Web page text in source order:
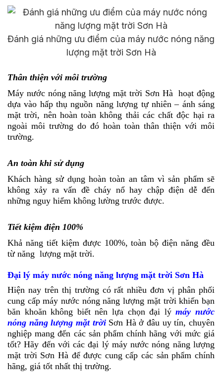
Đánh giá những ưu điểm của máy nước nóng năng
lượng mặt trời Sơn Hà
Thân thiện với môi trường
Máy nước nóng năng lượng mặt trời Sơn Hà hoạt động
dựa vào hấp thụ nguồn năng lượng tự nhiên – ánh sáng
mặt trời, nên hoàn toàn không thải các chất độc hại ra
ngoài môi trường do đó hoàn toàn thân thiện với môi
trường.
An toàn khi sử dụng
Khách hàng sử dụng hoàn toàn an tâm vì sản phẩm sẽ
không xảy ra vấn đề cháy nổ hay chập điện dễ đến
những nguy hiểm không lường trước được.
Tiết kiệm điện 100%
Khả năng tiết kiệm được 100%, toàn bộ điện năng đều
từ năng lượng mặt trời.
Đại lý máy nước nóng năng lượng mặt trời Sơn Hà
Hiện nay trên thị trường có rất nhiều đơn vị phân phối
cung cấp máy nước nóng năng lượng mặt trời khiến bạn
băn khoăn không biết nên lựa chọnđại lýmáy nước
nóng năng lượng mặt trời Sơn Hà ở đâu uy tín, chuyên
nghiệp mang đến các sản phẩm chính hãng với mức giá
tốt? Hãy đến với các đại lý máy nước nóng năng lượng
mặt trời Sơn Hà để được cung cấp các sản phẩm chính
hãng, giá tốt nhất thị trường.